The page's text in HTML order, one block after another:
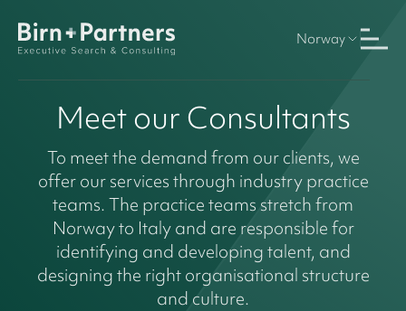
Norway
Meet our Consultants
To meet the demand from our clients, we
offer our services through industry practice
teams. The practice teams stretch from
Norway to Italy and are responsible for
identifying and developing talent, and
designing the right organisational structure
and culture.